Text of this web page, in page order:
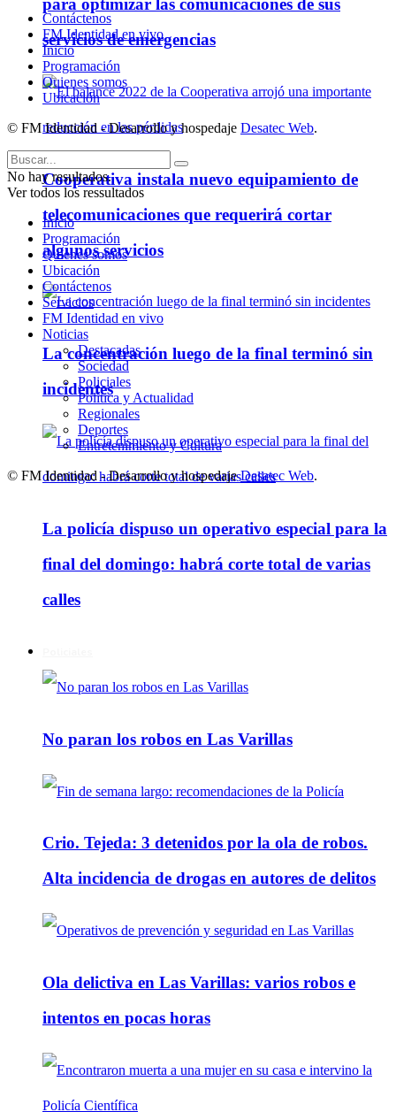
para optimizar las comunicaciones de sus
servicios de emergencias
Cooperativa instala nuevo equipamiento de
telecomunicaciones que requerirá cortar
algunos servicios
La concentración luego de la final terminó sin
incidentes
La policía dispuso un operativo especial para la
final del domingo: habrá corte total de varias
calles
No paran los robos en Las Varillas
Crio. Tejeda: 3 detenidos por la ola de robos.
Alta incidencia de drogas en autores de delitos
Ola delictiva en Las Varillas: varios robos e
intentos en pocas horas
Contáctenos
FM Identidad en vivo
Inicio
Programación
Quienes somos
Ubicación
© FM Identidad - Desarrollo y hospedaje Desatec Web.
No hay resultados.
Ver todos los ressultados
Inicio
Programación
Quienes somos
Ubicación
Contáctenos
Servicios
FM Identidad en vivo
Noticias
Destacadas
Sociedad
Policiales
Política y Actualidad
Regionales
Deportes
Entretenimiento y Cultura
© FM Identidad - Desarrollo y hospedajeDesatec Web.